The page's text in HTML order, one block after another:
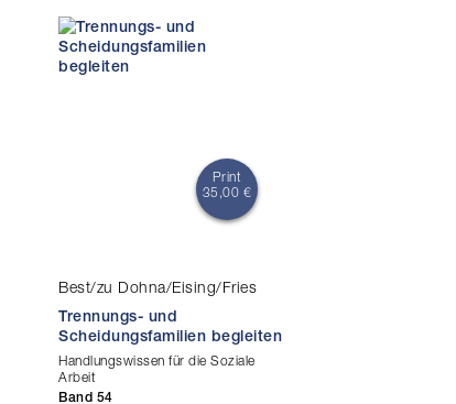
Print
35,00 €
Best/zu Dohna/Eising/Fries
Trennungs- und
Scheidungsfamilien begleiten
Handlungswissen für die Soziale
Arbeit
Band 54